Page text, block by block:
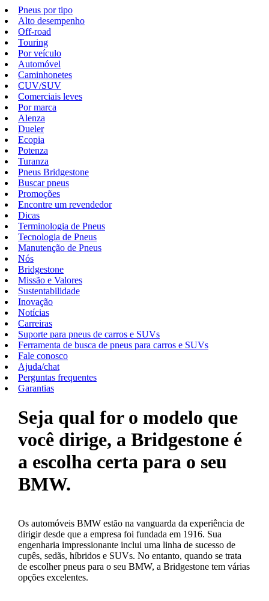
Pneus por tipo
Alto desempenho
Off-road
Touring
Por veículo
Automóvel
Caminhonetes
CUV/SUV
Comerciais leves
Por marca
Alenza
Dueler
Ecopia
Potenza
Turanza
Pneus Bridgestone
Buscar pneus
Promoções
Encontre um revendedor
Dicas
Terminologia de Pneus
Tecnologia de Pneus
Manutenção de Pneus
Nós
Bridgestone
Missão e Valores
Sustentabilidade
Inovação
Notícias
Carreiras
Suporte para pneus de carros e SUVs
Ferramenta de busca de pneus para carros e SUVs
Fale conosco
Ajuda/chat
Perguntas frequentes
Garantias
Seja qual for o modelo que
você dirige, a Bridgestone é
a escolha certa para o seu
BMW.
Os automóveis BMW estão na vanguarda da experiência de
dirigir desde que a empresa foi fundada em 1916. Sua
engenharia impressionante inclui uma linha de sucesso de
cupês, sedãs, híbridos e SUVs. No entanto, quando se trata
de escolher pneus para o seu BMW, a Bridgestone tem várias
opções excelentes.